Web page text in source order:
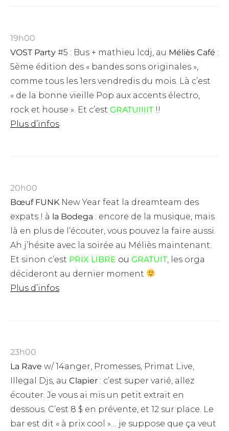
19h00
VOST Party #5 : Bus + mathieu lcdj, au Méliès Café :
5ème édition des « bandes sons originales »,
comme tous les 1ers vendredis du mois. Là c’est
« de la bonne vieille Pop aux accents électro,
rock et house ». Et c’est GRATUIIIIT!!
Plus d’infos
20h00
Bœuf FUNK New Year feat la dreamteam des
expats ! à la Bodega : encore de la musique, mais
là en plus de l’écouter, vous pouvez la faire aussi.
Ah j’hésite avec la soirée au Méliès maintenant.
Et sinon c’est PRIX LIBRE ou GRATUIT, les orga
décideront au dernier moment
Plus d’infos
23h00
La Rave w/ 14anger, Promesses, Primat Live,
Illegal Djs, au Clapier : c’est super varié, allez
écouter. Je vous ai mis un petit extrait en
dessous. C’est 8 $ en prévente, et 12 sur place. Le
bar est dit « à prix cool »… je suppose que ça veut